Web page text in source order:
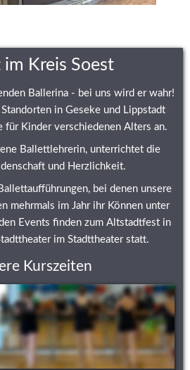
im Kreis Soest
Ballerina - bei uns wird er wahr!
in Geseke und Lippstadt
für Kinder verschiedenen Alters an.
Ballettlehrerin, unterrichtet die
und Herzlichkeit.
bei denen unsere
mehrmals im Jahr ihr Können unter
Events finden zum Altstadtfest in
im Stadttheater statt.
Kurszeiten